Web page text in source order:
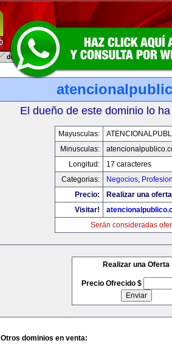
El dueño de este dominio lo
Mayusculas:
Minusculas:
Longitud:
17 caracteres
Categorias:
Negocios,
Precio:
Realizar una
Visitar!
Serán consideradas
Realizar una Oferta
Precio Ofrecido $
Otros dominios en venta: